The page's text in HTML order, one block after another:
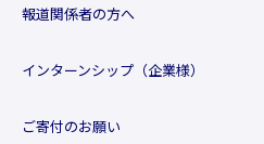
報道関係者の方へ
インターンシップ（企業様）
ご寄付のお願い